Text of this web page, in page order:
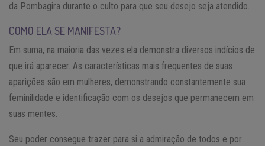
da Pombagira durante o culto para que seu desejo seja atendido.
COMO ELA SE MANIFESTA?
Em suma, na maioria das vezes ela demonstra diversos indícios de
que irá aparecer. As características mais frequentes de suas
aparições são em mulheres, demonstrando constantemente sua
feminilidade e identificação com os desejos que permanecem em
suas mentes.
Seu poder consegue trazer para si a admiração de todos e por